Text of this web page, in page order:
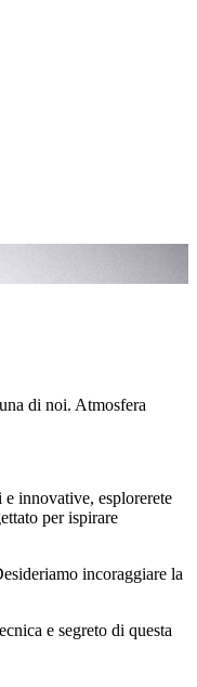
di noi. Atmosfera
innovative, esplorerete
per ispirare
incoraggiare la
e segreto di questa